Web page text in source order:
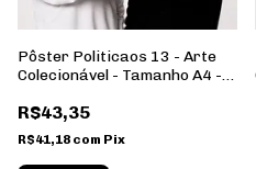
Pôster Politicaos 13 - Arte
Colecionável - Tamanho A4 -
Retrato
R$43,35
R$41,18 com Pix